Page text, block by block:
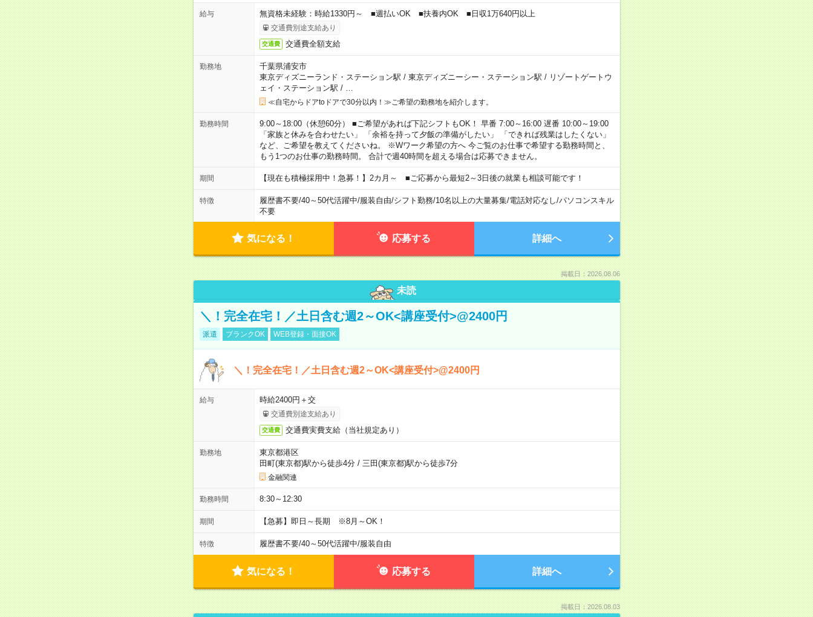
給与 無資格未経験：時給1330円～ ■週払いOK ■扶養内OK ■日収1万640円以上
交通費別途支給あり
交通費 交通費全額支給
勤務地
千葉県浦安市
東京ディズニーランド・ステーション駅 / 東京ディズニーシー・ステーション駅 / リゾートゲートウ
ェイ・ステーション駅 /
≪自宅からドアtoドアで30分以内！≫ご希望の勤務地を紹介します。
勤務時間
9:00～18:00（休憩60分） ■ご希望があれば下記シフトもOK！ 早番 7:00～16:00 遅番 10:00～19:00
「家族と休みを合わせたい」 「余裕を持って夕飯の準備がしたい」 「できれば残業はしたくない」
など、ご希望を教えてくださいね。 ※Wワーク希望の方へ 今ご覧のお仕事で希望する勤務時間と、
もう1つのお仕事の勤務時間。 合計で週40時間を超える場合は応募できません。
期間 【現在も積極採用中！急募！】2カ月～ ■ご応募から最短2～3日後の就業も相談可能です！
特徴 履歴書不要/40～50代活躍中/服装自由/シフト勤務/10名以上の大量募集/電話対応なし/パソコンスキル
不要
気になる！ 応募する 詳細へ
掲載日：2026.08.06
未読
＼！完全在宅！／土日含む週2～OK<講座受付>@2400円
派遣 ブランクOK WEB登録・面接OK
＼！完全在宅！／土日含む週2～OK<講座受付>@2400円
給与 時給2400円＋交
交通費別途支給あり
交通費 交通費実費支給（当社規定あり）
勤務地
東京都港区
田町(東京都)駅から徒歩4分/ 三田(東京都)駅から徒歩7分
金融関連
勤務時間 8:30～12:30
期間 【急募】即日～長期 ※8月～OK！
特徴 履歴書不要/40～50代活躍中/服装自由
気になる！ 応募する 詳細へ
掲載日：2026.08.03